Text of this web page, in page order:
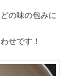
の味の包みに
せです！